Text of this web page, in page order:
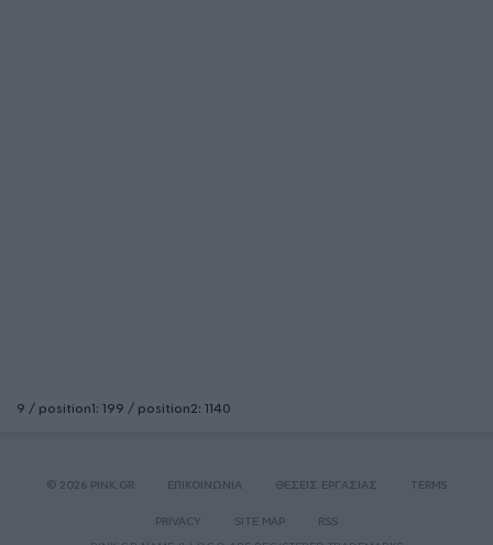
9 / position1: 199 / position2: 1140
© 2026 PINK.GR ΕΠΙΚΟΙΝΩΝΙΑ ΘΕΣΕΙΣ ΕΡΓΑΣΙΑΣ TERMS
PRIVACY SITE MAP
RSS